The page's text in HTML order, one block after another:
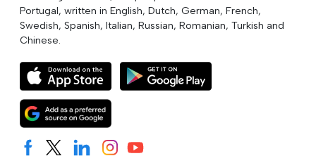
Portugal, written in English, Dutch, German, French,
Swedish, Spanish, Italian, Russian, Romanian, Turkish and
Chinese.